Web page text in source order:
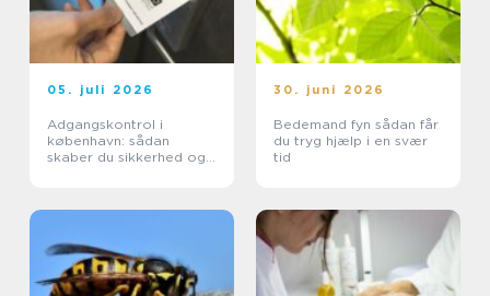
05. juli 2026
Adgangskontrol i
københavn: sådan
skaber du sikkerhed og
30. juni 2026
Bedemand fyn sådan får
du tryg hjælp i en svær
tid